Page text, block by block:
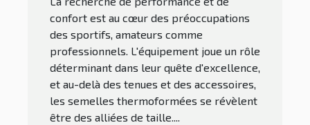
aux besoins des sportifs
confort est au cœur des préoccupations
des sportifs, amateurs comme
professionnels. L'équipement joue un rôle
déterminant dans leur quête d'excellence,
et au-delà des tenues et des accessoires,
les semelles thermoformées se révèlent
être des alliées de taille....